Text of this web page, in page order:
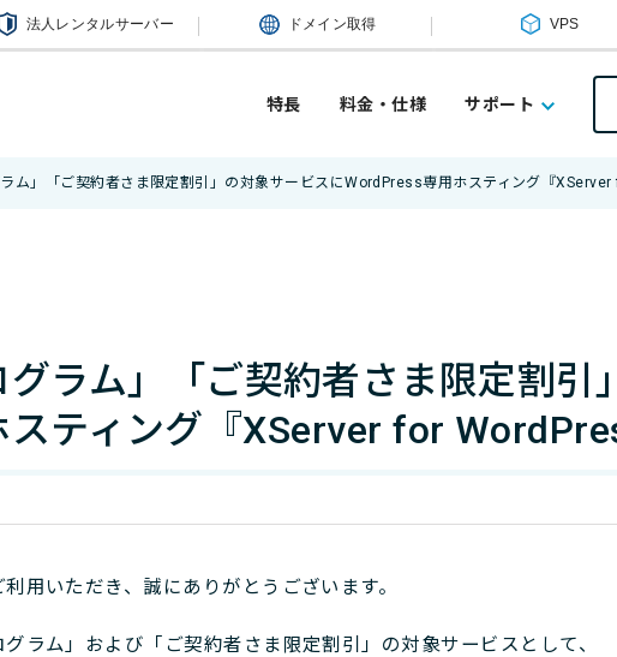
法人レンタルサーバー ドメイン取得 VPS
特長 料金・仕様 サポート
ラム」「ご契約者さま限定割引」の対象サービスにWordPress専用ホスティング『
グラム」「ご契約者さま限定割
ティング『XServer for
用いただき、誠にありがとうございます。
ラム」および「ご契約者さま限定割引」の対象サービスとして、